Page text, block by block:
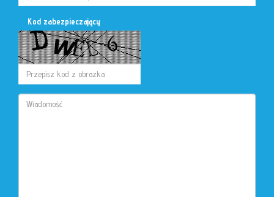
Kod zabezpieczający